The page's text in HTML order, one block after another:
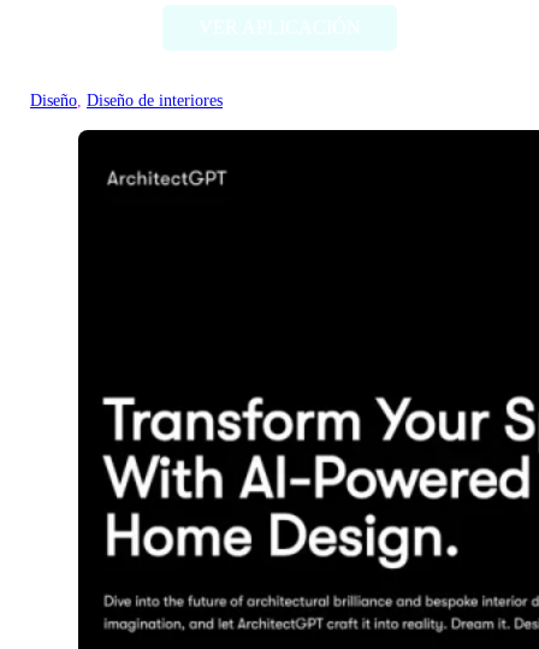
Diseño, Diseño de interiores